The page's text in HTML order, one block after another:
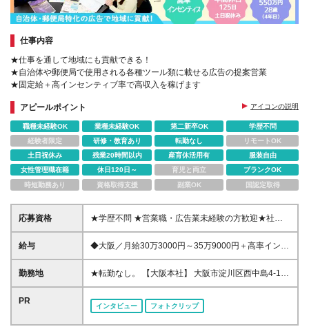
仕事内容
★仕事を通して地域にも貢献できる！
★自治体や郵便局で使用される各種ツール類に載せる広告の提案営業
★固定給＋高インセンティブ率で高収入を稼げます
アピールポイント アイコンの説明
職種未経験OK 業種未経験OK 第二新卒OK
学歴不問
経験者限定
研修・教育あり 転勤なし
リモートOK
土日祝休み
残業20時間以内 産育休活用有
服装自由
女性管理職在籍
休日120日～ 育児と両立
ブランクOK
時短勤務あり
資格取得支援 副業OK 国認定取得
応募資格
★学歴不問 ★営業職・広告業未経験の方歓迎★社会
人未経験・第二新卒の方も歓迎 ★特別な経験やスキ
ル、社会人経験も問いません。 ◎当社のビジネスモ
い方 ◎チャレンジ精神がある人 ◎稼ぎたい人 など
は、ぜひご応募ください！ 【営業経験者の方へ】 ◆
スモデルを展開しており、競合がほぼいない環境で営
給与
◆大阪／月給30万3000円～35万9000円＋高率インセ
ンティブ＋賞与年2回＋諸手当 ◆東京／月給31万
3000円～36万9000円＋高率インセンティブ＋賞与年
円）の固定残業代を含みます。 固定残業代は時間外
勤務地
★転勤なし。 【大阪本社】 大阪市淀川区西中島4-1-
1 日清食品大阪本社ビル10F （アクセス） 大阪メト
ロ御堂筋線「西中島南方駅」より徒歩2分 阪急京都線
「南方駅」より徒歩2分 【東京支社】 東京都千代田区
東神田2-1-11 第一坂本ビル8F （アクセス） ◆都営地
PR
インタビュー フォトクリップ